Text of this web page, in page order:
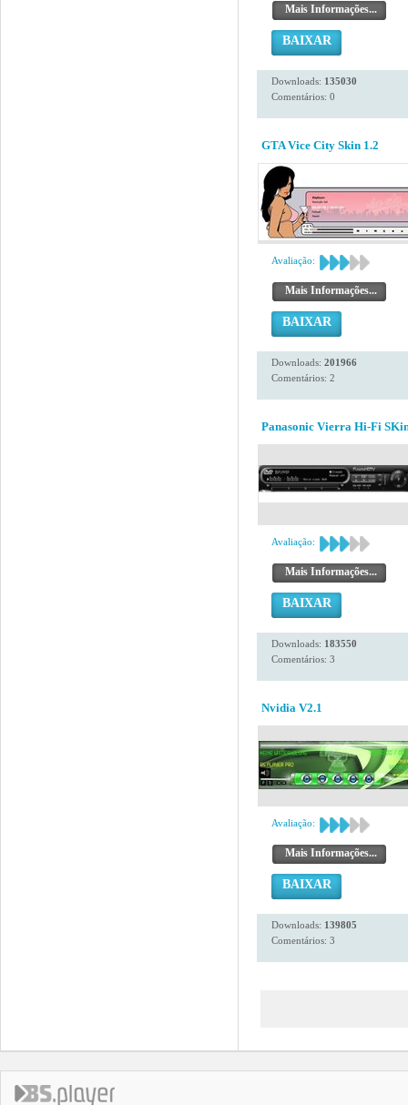
Mais Informações...
BAIXAR
Downloads: 135030
Comentários: 0
GTA Vice City Skin 1.2
Avaliação:
Mais Informações...
BAIXAR
Downloads: 201966
Comentários: 2
Panasonic Vierra Hi-Fi
Avaliação:
Mais Informações...
BAIXAR
Downloads: 183550
Comentários: 3
Nvidia V2.1
Avaliação:
Mais Informações...
BAIXAR
Downloads: 139805
Comentários: 3